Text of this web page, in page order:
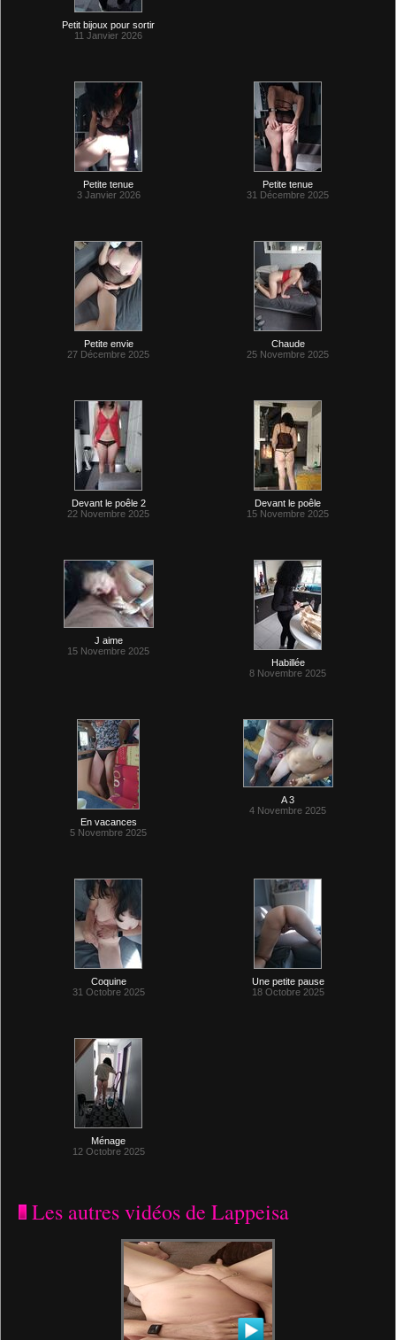
Petit bijoux pour sortir
11 Janvier 2026
Petite tenue
3 Janvier 2026
Petite tenue
31 Décembre 2025
Petite envie
27 Décembre 2025
Chaude
25 Novembre 2025
Devant le poêle 2
22 Novembre 2025
Devant le poêle
15 Novembre 2025
J aime
15 Novembre 2025
Habillée
8 Novembre 2025
En vacances
5 Novembre 2025
A 3
4 Novembre 2025
Coquine
31 Octobre 2025
Une petite pause
18 Octobre 2025
Ménage
12 Octobre 2025
Les autres vidéos de Lappeisa